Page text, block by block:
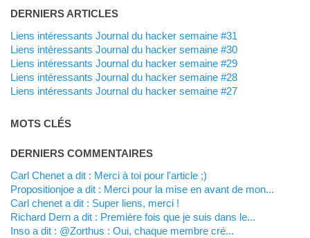
DERNIERS ARTICLES
Liens intéressants Journal du hacker semaine #31
Liens intéressants Journal du hacker semaine #30
Liens intéressants Journal du hacker semaine #29
Liens intéressants Journal du hacker semaine #28
Liens intéressants Journal du hacker semaine #27
MOTS CLÉS
DERNIERS COMMENTAIRES
Carl Chenet a dit : Merci à toi pour l'article ;)
propositionjoe a dit : Merci pour la mise en avant de mon...
Carl chenet a dit : Super liens, merci !
Richard Dern a dit : Première fois que je suis dans le...
inso a dit : @Zorthus : Oui, chaque membre cré...